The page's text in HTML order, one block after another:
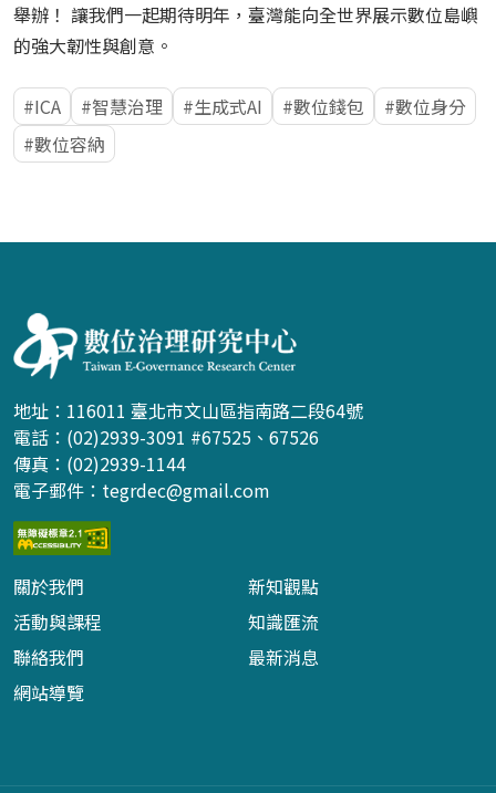
舉辦！ 讓我們一起期待明年，臺灣能向全世界展示數位島嶼
的強大韌性與創意。
ICA 智慧治理 生成式AI 數位錢包
數位身分
數位容納
地址：116011 臺北市文山區指南路二段64號
電話：(02)2939-3091 #67525、67526
傳真：(02)2939-1144
電子郵件： tegrdec@gmail.com
關於我們
新知觀點
活動與課程
知識匯流
聯絡我們
最新消息
網站導覽